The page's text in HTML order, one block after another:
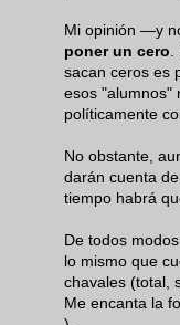
Mi opinión —y
poner un cero
sacan ceros es
esos "alumnos"
políticamente
No obstante,
darán cuenta
tiempo habrá
De todos
lo mismo que
chavales (total,
Me encanta la